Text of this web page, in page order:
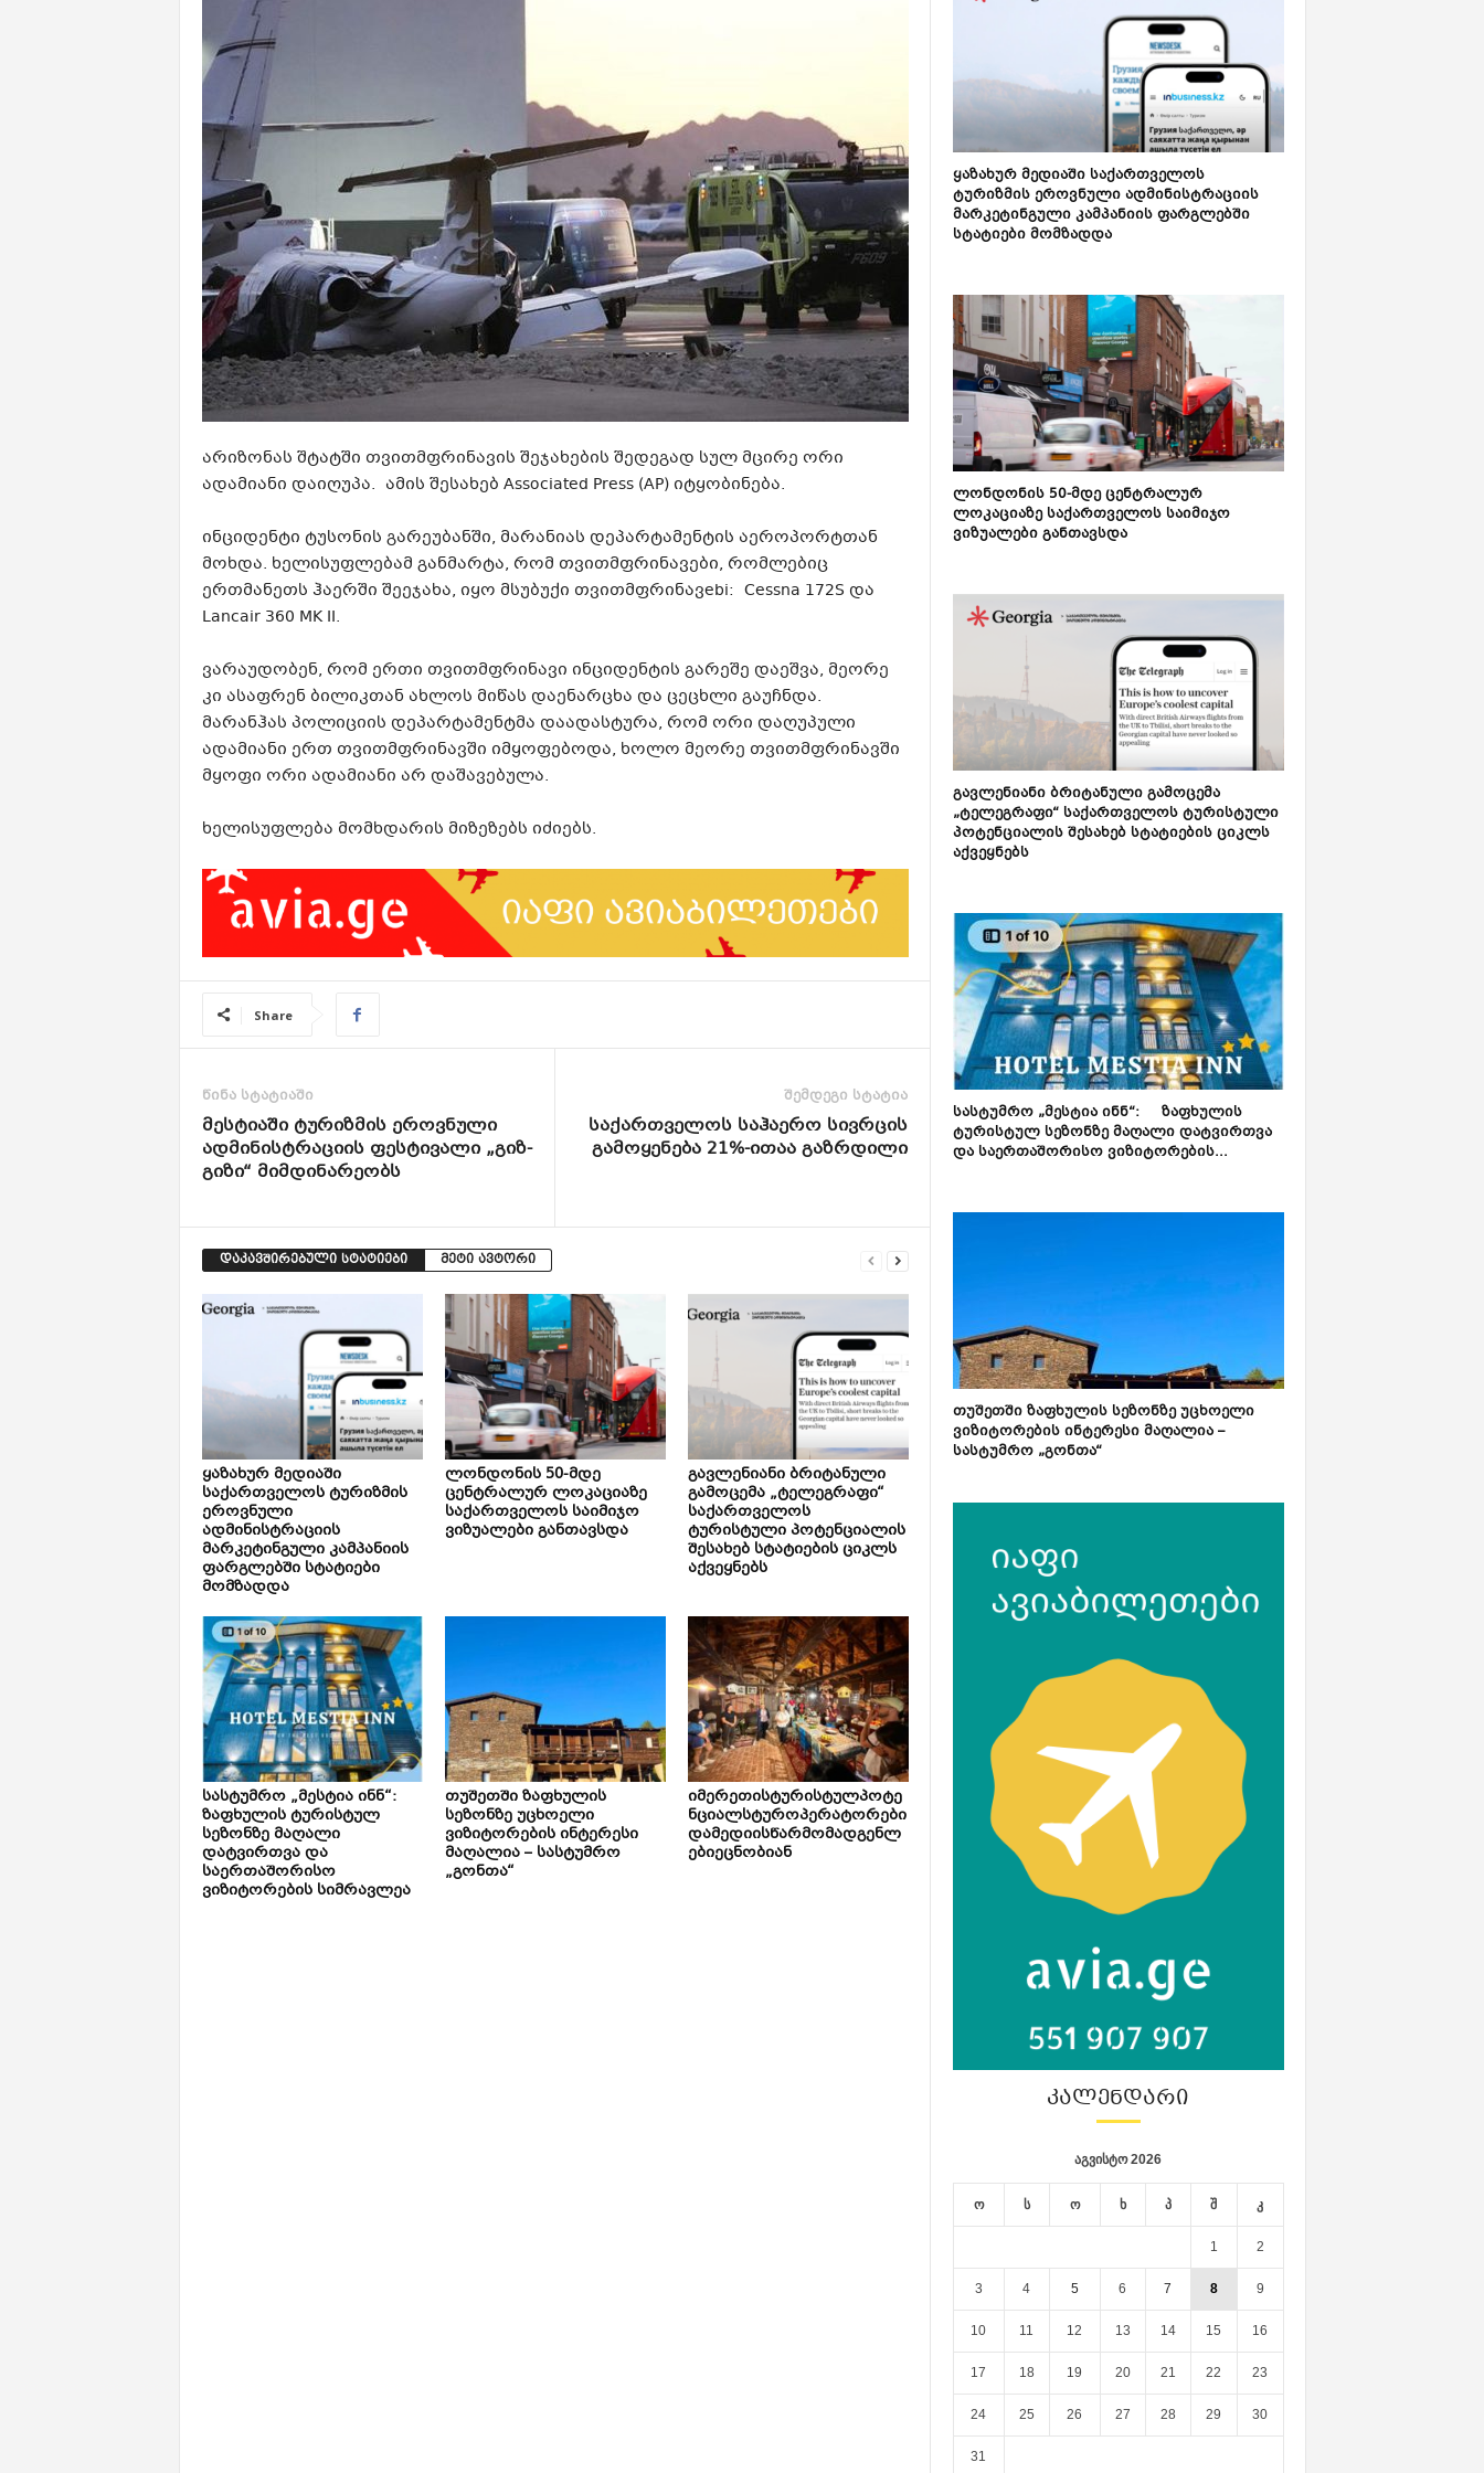
არიზონას შტატში თვითმფრინავის შეჯახების შედეგად სულ მცირე ორი
ადამიანი დაიღუპა. ამის შესახებ Associated Press (AP) იტყობინება.
ინციდენტი ტუსონის გარეუბანში, მარანიას დეპარტამენტის აეროპორტთან
მოხდა. ხელისუფლებამ განმარტა, რომ თვითმფრინავები, რომლებიც
ერთმანეთს ჰაერში შეეჯახა, იყო მსუბუქი თვითმფრინავebi: Cessna 172S და
Lancair 360 MK II.
ვარაუდობენ, რომ ერთი თვითმფრინავი ინციდენტის გარეშე დაეშვა, მეორე
კი ასაფრენ ბილიკთან ახლოს მიწას დაენარცხა და ცეცხლი გაუჩნდა.
მარანჰას პოლიციის დეპარტამენტმა დაადასტურა, რომ ორი დაღუპული
ადამიანი ერთ თვითმფრინავში იმყოფებოდა, ხოლო მეორე თვითმფრინავში
მყოფი ორი ადამიანი არ დაშავებულა.
ხელისუფლება მომხდარის მიზეზებს იძიებს.
Share
წინა სტატიაში
მესტიაში ტურიზმის ეროვნული
ადმინისტრაციის ფესტივალი „გიზ-
გიზი“ მიმდინარეობს
შემდეგი სტატია
საქართველოს საჰაერო სივრცის
გამოყენება 21%-ითაა გაზრდილი
დაკავშირებული სტატიები მეტი ავტორი
ყაზახურ მედიაში
საქართველოს ტურიზმის
ეროვნული
ადმინისტრაციის
მარკეტინგული კამპანიის
ფარგლებში სტატიები
მომზადდა
ლონდონის 50-მდე
ცენტრალურ ლოკაციაზე
საქართველოს საიმიჯო
ვიზუალები განთავსდა
გავლენიანი ბრიტანული
გამოცემა „ტელეგრაფი“
საქართველოს
ტურისტული პოტენციალის
შესახებ სტატიების ციკლს
აქვეყნებს
სასტუმრო „მესტია ინნ“:
ზაფხულის ტურისტულ
სეზონზე მაღალი
დატვირთვა და
საერთაშორისო
ვიზიტორების სიმრავლეა
თუშეთში ზაფხულის
სეზონზე უცხოელი
ვიზიტორების ინტერესი
მაღალია – სასტუმრო
„გონთა“
იმერეთისტურისტულპოტე
ნციალსტუროპერატორები
დამედიისწარმომადგენლ
ებიეცნობიან
ყაზახურ მედიაში საქართველოს
ტურიზმის ეროვნული ადმინისტრაციის
მარკეტინგული კამპანიის ფარგლებში
სტატიები მომზადდა
ლონდონის 50-მდე ცენტრალურ
ლოკაციაზე საქართველოს საიმიჯო
ვიზუალები განთავსდა
გავლენიანი ბრიტანული გამოცემა
„ტელეგრაფი“ საქართველოს ტურისტული
პოტენციალის შესახებ სტატიების ციკლს
აქვეყნებს
სასტუმრო „მესტია ინნ“: ზაფხულის
ტურისტულ სეზონზე მაღალი დატვირთვა
და საერთაშორისო ვიზიტორების...
თუშეთში ზაფხულის სეზონზე უცხოელი
ვიზიტორების ინტერესი მაღალია –
სასტუმრო „გონთა“
ᲙᲐᲚᲔᲜᲓᲐᲠᲘ
აგვისტო 2026
ო ს ო ხ პ შ კ
1 2
3 4 5 6 7 8 9
10 11 12 13 14 15 16
17 18 19 20 21 22 23
24 25 26 27 28 29 30
31